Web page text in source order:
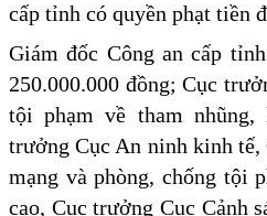
cấp tỉnh có quyền phạt tiền
Giám đốc Công an cấp
250.000.000 đồng; Cục
tội phạm về tham
trưởng Cục An ninh kinh
mạng và phòng, chống tội
cao, Cục trưởng Cục Cảnh